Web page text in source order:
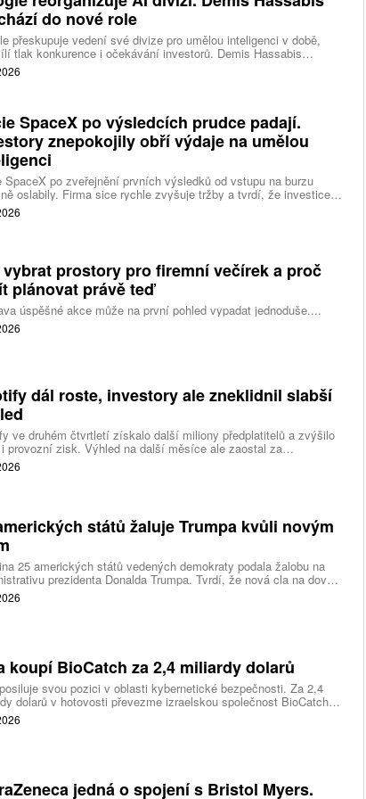
do nové role
přeskupuje vedení své divize pro umělou inteligenci v době,
tlak konkurence i očekávání investorů. Demis Hassabis
každodenní řízení DeepMind a zaměří se na vývoj pokročilé
inteligence i její dopad na společnost.
SpaceX po výsledcích prudce padají.
znepokojily obří výdaje na umělou
SpaceX po zveřejnění prvních výsledků od vstupu na burzu
oslabily. Firma sice rychle zvyšuje tržby a tvrdí, že investice
inteligence se vracejí mnohem rychleji než dříve, investoři ale
zda je tempo rekordních výdajů dlouhodobě udržitelné.
prostory pro firemní večírek a proč
plánovat právě teď
úspěšné akce může na první pohled vypadat jednoduše....
dál roste, investory ale zneklidnil slabší
ve druhém čtvrtletí získalo další miliony předplatitelů a zvýšilo
provozní zisk. Výhled na další měsíce ale zaostal za
a ukázal, že další růst bude vyžadovat vyšší výdaje na
nové služby a umělou inteligenci.
států žaluje Trumpa kvůli novým
25 amerických států vedených demokraty podala žalobu na
prezidenta Donalda Trumpa. Tvrdí, že nová cla na dovoz
zemí překračují pravomoci prezidenta a obcházejí předchozí
amerických soudů.
koupí BioCatch za 2,4 miliardy dolarů
svou pozici v oblasti kybernetické bezpečnosti. Za 2,4
dolarů v hotovosti převezme izraelskou společnost BioCatch,
bankám odhalovat podvody podle chování uživatelů při
internetovým bankovnictvím.
jedná o spojení s Bristol Myers.